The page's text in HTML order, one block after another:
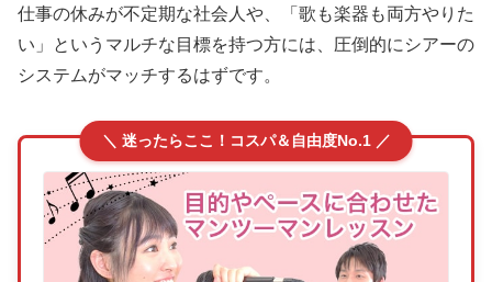
仕事の休みが不定期な社会人や、「歌も楽器も両方やりた
い」というマルチな目標を持つ方には、圧倒的にシアーの
システムがマッチするはずです。
＼ 迷ったらここ！コスパ＆自由度No.1 ／